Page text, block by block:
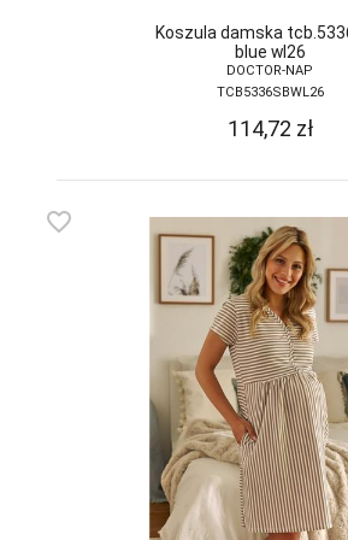
DONNA BC
DOROTA
DUET
ELDAR
EMILI
EWANA
EWLON
FERNAND PERIL
FIORE
FUN-POL
Koszula damska
blue wl26
DOCTOR-NAP
TCB5336SBWL26
114,72 zł
favorite_border